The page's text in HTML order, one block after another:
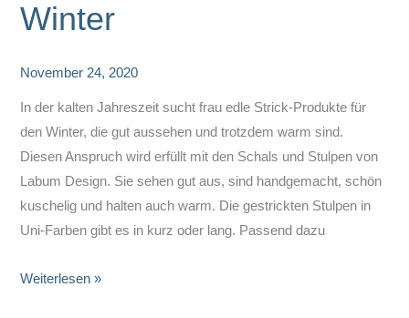
Winter
November 24, 2020
In der kalten Jahreszeit sucht frau edle Strick-Produkte für
den Winter, die gut aussehen und trotzdem warm sind.
Diesen Anspruch wird erfüllt mit den Schals und Stulpen von
Labum Design. Sie sehen gut aus, sind handgemacht, schön
kuschelig und halten auch warm. Die gestrickten Stulpen in
Uni-Farben gibt es in kurz oder lang. Passend dazu
Labum
Weiterlesen »